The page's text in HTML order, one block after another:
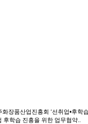
장품산업진흥회 ‘선취업•후학
후학습 진흥을 위한 업무협약..